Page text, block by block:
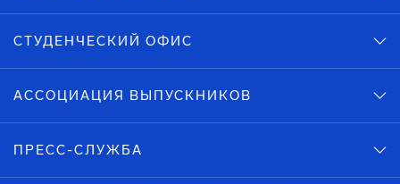
СТУДЕНЧЕСКИЙ ОФИС
АССОЦИАЦИЯ ВЫПУСКНИКОВ
ПРЕСС-СЛУЖБА